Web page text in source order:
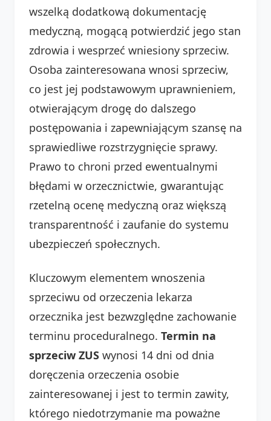
wszelką dodatkową dokumentację
medyczną, mogącą potwierdzić jego stan
zdrowia i wesprzeć wniesiony sprzeciw.
Osoba zainteresowana wnosi sprzeciw,
co jest jej podstawowym uprawnieniem,
otwierającym drogę do dalszego
postępowania i zapewniającym szansę na
sprawiedliwe rozstrzygnięcie sprawy.
Prawo to chroni przed ewentualnymi
błędami w orzecznictwie, gwarantując
rzetelną ocenę medyczną oraz większą
transparentność i zaufanie do systemu
ubezpieczeń społecznych.
Kluczowym elementem wnoszenia
sprzeciwu od orzeczenia lekarza
orzecznika jest bezwzględne zachowanie
terminu proceduralnego. Termin na
sprzeciw ZUS wynosi 14 dni od dnia
doręczenia orzeczenia osobie
zainteresowanej i jest to termin zawity,
którego niedotrzymanie ma poważne